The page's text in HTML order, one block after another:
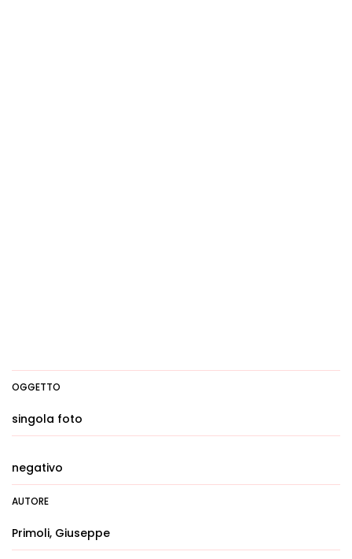
OGGETTO
singola foto
negativo
AUTORE
Primoli, Giuseppe